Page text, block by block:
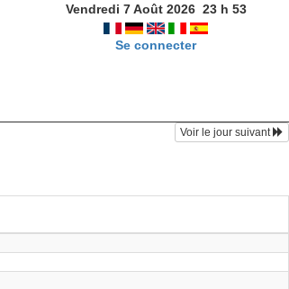
Vendredi 7 Août 2026 23h 53
Se connecter
Voir le jour suivant